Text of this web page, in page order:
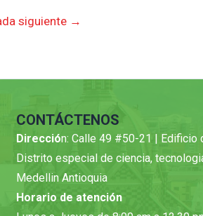
siguiente →
CONTÁCTENOS
Dirección: Calle 49 #50-21 | Edificio
Distrito especial de ciencia,
Medellin Antioquia
Horario de atención